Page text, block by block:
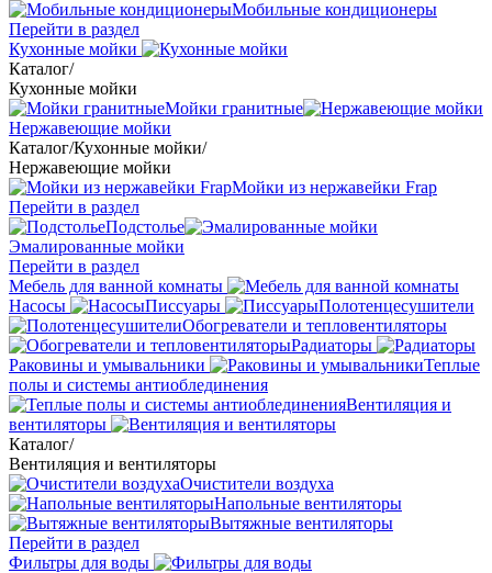
Мобильные кондиционеры
Перейти в раздел
Кухонные мойки
Каталог/
Кухонные мойки
Мойки гранитные
Нержавеющие мойки
Каталог/Кухонные мойки/
Нержавеющие мойки
Мойки из нержавейки Frap
Перейти в раздел
Подстолье
Эмалированные мойки
Перейти в раздел
Мебель для ванной комнаты
Насосы
Писсуары
Полотенцесушители
Обогреватели и тепловентиляторы
Радиаторы
Раковины и умывальники
Теплые
полы и системы антиоблединения
Вентиляция и
вентиляторы
Каталог/
Вентиляция и вентиляторы
Очистители воздуха
Напольные вентиляторы
Вытяжные вентиляторы
Перейти в раздел
Фильтры для воды